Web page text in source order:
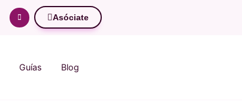
Asóciate
Guías Blog